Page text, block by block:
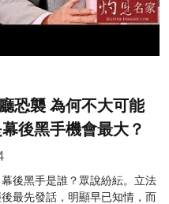
恐襲 為何不大可能
後黑手機會最大？
後黑手是誰？眾說紛紜。立法
最先發話，明顯早已知情，而